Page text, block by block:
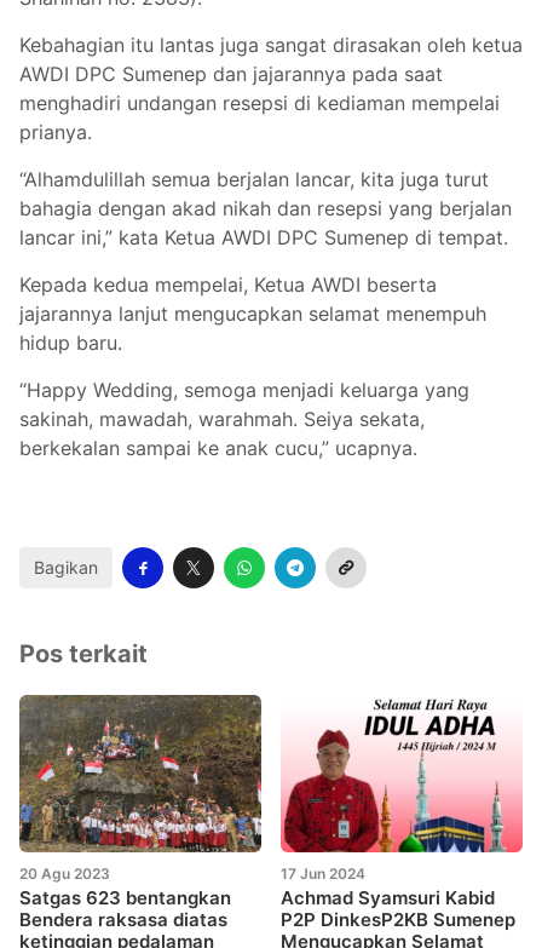
Kebahagian itu lantas juga sangat dirasakan oleh ketua
AWDI DPC Sumenep dan jajarannya pada saat
menghadiri undangan resepsi di kediaman mempelai
prianya.
“Alhamdulillah semua berjalan lancar, kita juga turut
bahagia dengan akad nikah dan resepsi yang berjalan
lancar ini,” kata Ketua AWDI DPC Sumenep di tempat.
Kepada kedua mempelai, Ketua AWDI beserta
jajarannya lanjut mengucapkan selamat menempuh
hidup baru.
“Happy Wedding, semoga menjadi keluarga yang
sakinah, mawadah, warahmah. Seiya sekata,
berkekalan sampai ke anak cucu,” ucapnya.
Bagikan
Pos terkait
20 Agu 2023
Satgas 623 bentangkan
Bendera raksasa diatas
ketinggian pedalaman
17 Jun 2024
Achmad Syamsuri Kabid
P2P DinkesP2KB Sumenep
Mengucapkan Selamat